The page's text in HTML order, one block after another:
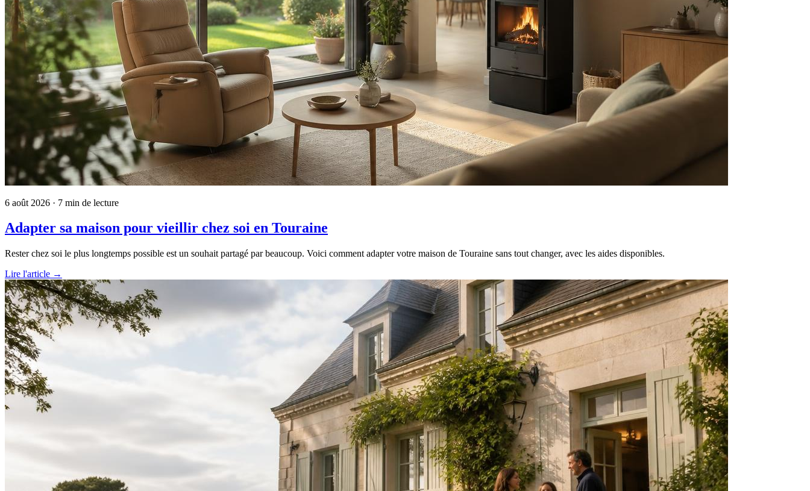
6 août 2026 · 7 min de lecture
Adapter sa maison pour vieillir chez soi en Touraine
Rester chez soi le plus longtemps possible est un souhait partagé par beaucoup. Voici comment adapter votre maison de Touraine sans tout changer, avec les aides disponibles.
Lire l'article →